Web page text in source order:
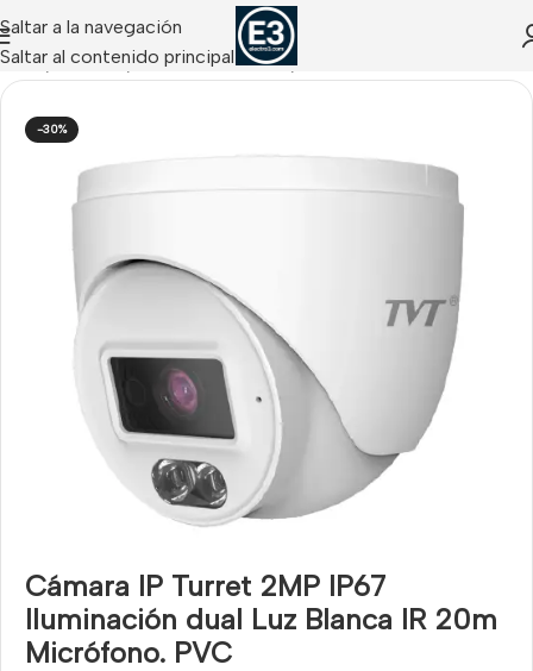
Saltar a la navegación
Saltar al contenido principal
Inicio CCTV IP/Cámaras IP Domo / Turret
-30%
Cámara IP Turret 2MP IP67
Iluminación dual Luz Blanca IR 20m
Micrófono. PVC